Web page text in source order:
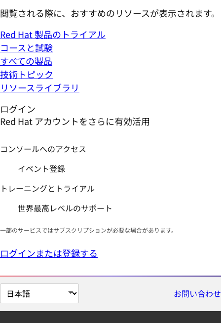
閲覧される際に、おすすめのリソースが表示されます。
Red Hat 製品のトライアル
コースと試験
すべての製品
技術トピック
リソースライブラリ
ログイン
Red Hat アカウントをさらに有効活用
コンソールへのアクセス
イベント登録
トレーニングとトライアル
世界最高レベルのサポート
一部のサービスではサブスクリプションが必要な場合があります。
ログインまたは登録する
ペ
ー
お問い合わせ